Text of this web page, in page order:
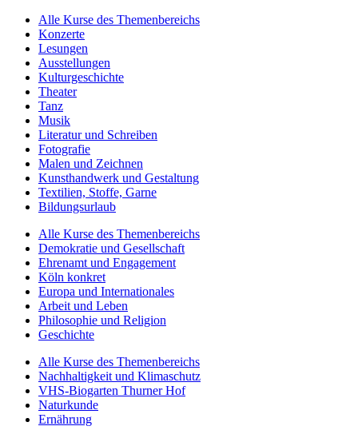
Alle Kurse des Themenbereichs
Konzerte
Lesungen
Ausstellungen
Kulturgeschichte
Theater
Tanz
Musik
Literatur und Schreiben
Fotografie
Malen und Zeichnen
Kunsthandwerk und Gestaltung
Textilien, Stoffe, Garne
Bildungsurlaub
Alle Kurse des Themenbereichs
Demokratie und Gesellschaft
Ehrenamt und Engagement
Köln konkret
Europa und Internationales
Arbeit und Leben
Philosophie und Religion
Geschichte
Alle Kurse des Themenbereichs
Nachhaltigkeit und Klimaschutz
VHS-Biogarten Thurner Hof
Naturkunde
Ernährung